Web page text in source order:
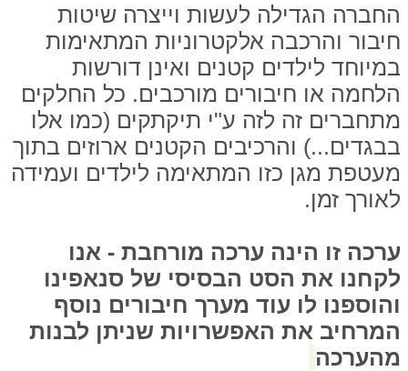
החברה הגדילה לעשות וייצרה שיטות
חיבור והרכבה אלקטרוניות המתאימות
במיוחד לילדים קטנים ואינן דורשות
הלחמה או חיבורים מורכבים. כל החלקים
מתחברים זה לזה ע"י תיקתקים (כמו אלו
בבגדים...) והרכיבים הקטנים ארוזים בתוך
מעטפת מגן כזו המתאימה לילדים ועמידה
לאורך זמן.
ערכה זו הינה ערכה מורחבת - אנו
לקחנו את הסט הבסיסי של סנאפינו
והוספנו לו עוד מערך חיבורים נוסף
המרחיב את האפשרויות שניתן לבנות
מהערכה